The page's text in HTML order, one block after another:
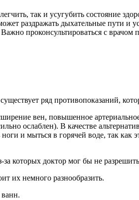
так и усугубить состояние
раздражать дыхательные пути и
проконсультироваться с
ряд противопоказаний,
вен, повышенное
ослаблен). В качестве
и мыться в горячей воде, так
которых доктор мог бы не
их немного разнообразить.